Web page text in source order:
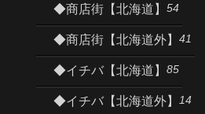
◆商店街【北海道】 54
◆商店街【北海道外】 41
◆イチバ【北海道】 85
◆イチバ【北海道外】 14